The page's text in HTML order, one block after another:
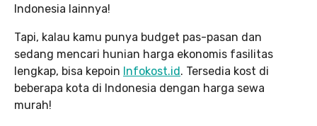
Indonesia lainnya!
Tapi, kalau kamu punya budget pas-pasan dan
sedang mencari hunian harga ekonomis fasilitas
lengkap, bisa kepoin Infokost.id. Tersedia kost di
beberapa kota di Indonesia dengan harga sewa
murah!